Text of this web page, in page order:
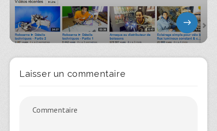
Laisser un commentaire